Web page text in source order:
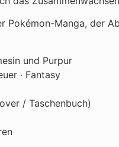
Pokémon-Manga, der
und Purpur
· Fantasy
/ Taschenbuch)